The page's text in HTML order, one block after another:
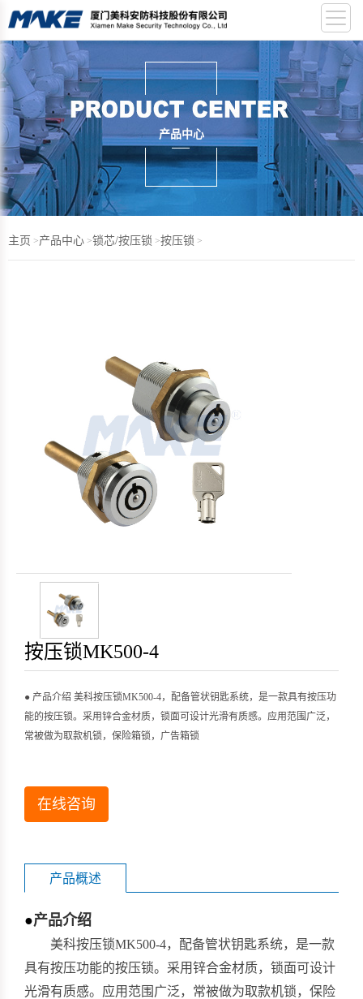
产品中心
主页 >产品中心 >锁芯/按压锁 >按压锁 >
按压锁MK500-4
● 产品介绍 美科按压锁MK500-4，配备管状钥匙系统，是一款具有按压功
能的按压锁。采用锌合金材质，锁面可设计光滑有质感。应用范围广泛，
常被做为取款机锁，保险箱锁，广告箱锁
在线咨询
产品概述
●产品介绍
美科按压锁MK500-4，配备管状钥匙系统，是一款
具有按压功能的按压锁。采用锌合金材质，锁面可设计
光滑有质感。应用范围广泛，常被做为取款机锁，保险